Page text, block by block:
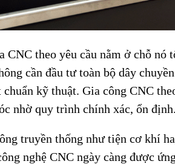
CNC theo yêu cầu nằm ở chỗ
cần đầu tư toàn bộ dây
kỹ thuật. Gia công CNC
nhờ quy trình chính xác, ổn định.
truyền thống như tiện cơ khí
nghệ CNC ngày càng được